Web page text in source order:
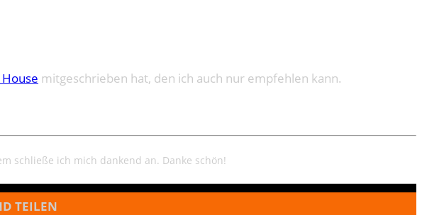
mitgeschrieben hat, den ich auch nur empfehlen kann.
schließe ich mich dankend an. Danke schön!
TEILEN